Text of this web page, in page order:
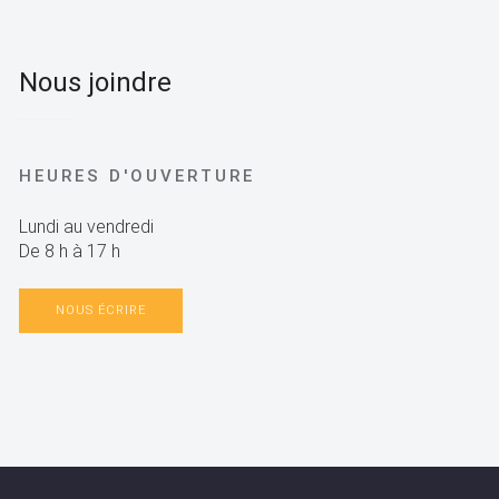
Nous joindre
HEURES D'OUVERTURE
Lundi au vendredi
De 8 h à 17 h
NOUS ÉCRIRE